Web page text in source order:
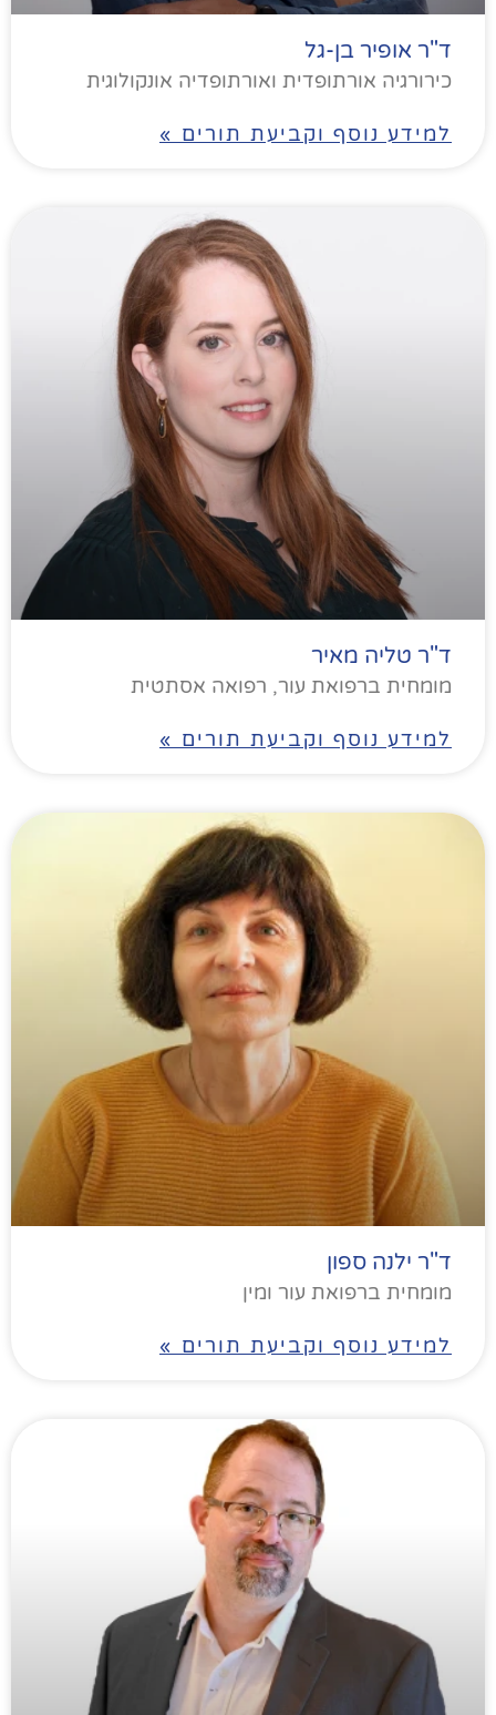
ד"ר אופיר בן-גל
כירורגיה אורתופדית ואורתופדיה אונקולוגית
למידע נוסף וקביעת תורים »
ד"ר טליה מאיר
מומחית ברפואת עור, רפואה אסתטית
למידע נוסף וקביעת תורים »
ד"ר ילנה ספון
מומחית ברפואת עור ומין
למידע נוסף וקביעת תורים »